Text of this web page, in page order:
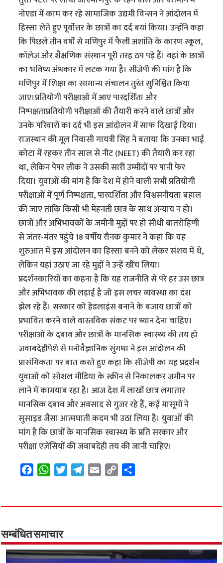
नोएडा में काम कर रहे सामाजिक उद्यमी विन्सन ने आंदोलन में
हिस्सा लेते हुए पूर्वोत्तर के छात्रों का दर्द बयां किया। उन्होंने कहा
कि पिछले तीन वर्षों से मणिपुर में फैली अशांति के कारण स्कूल,
कॉलेज और शैक्षणिक संस्थान पूरी तरह ठप पड़े हैं। वहां के छात्रों
का भविष्य अंधकार में लटक गया है। सीजेपी की मांग है कि
मणिपुर में शिक्षा का सामान्य संचालन तुरंत सुनिश्चित किया
जाए।प्रतियोगी परीक्षाओं में आए पारदर्शिता और
निष्पक्षताप्रतियोगी परीक्षाओं की तैयारी करने वाले छात्रों और
उनके परिवारों का दर्द भी इस आंदोलन में साफ दिखाई दिया।
राजस्थान की मूल निवासी गायत्री सिंह ने बताया कि उनका भाई
कोटा में रहकर तीन साल से नीट (NEET) की तैयारी कर रहा
था, लेकिन पेपर लीक ने उसकी सारी उम्मीदों पर पानी फेर
दिया। युवाओं की मांग है कि देश में होने वाली सभी प्रतियोगी
परीक्षाओं में पूर्ण निष्पक्षता, पारदर्शिता और विश्वसनीयता बहाल
की जाए ताकि किसी भी मेहनती छात्र के साथ अन्याय न हो।
छात्रों और अभिभावकों के जमीनी मुद्दों पर हो सीधी बातरोहिणी
से जंतर-मंतर पहुंचे 18 वर्षीय रौनक कुमार ने कहा कि वह
शुरुआत में इस आंदोलन का हिस्सा बनने को लेकर संशय में थे,
लेकिन यहां उठाए जा रहे मुद्दों ने उन्हें खींच लिया।
प्रदर्शनकारियों का कहना है कि यह राजनीति से परे हर उस छात्र
और अभिभावक की लड़ाई है जो इस लचर व्यवस्था का दंश
झेल रहे हैं। सरकार को हेडलाइंस बनाने के बजाय छात्रों को
प्रभावित करने वाले वास्तविक संकट पर ध्यान देना चाहिए।
परीक्षाओं के दबाव और छात्रों के मानसिक स्वास्थ्य की तय हो
जवाबदेहीपेशे से मनोवैज्ञानिक सुंगधा ने इस आंदोलन की
प्रासंगिकता पर बात करते हुए कहा कि सीजेपी का यह प्रदर्शन
युवाओं को सोशल मीडिया के स्क्रीन से निकालकर जमीन पर
लाने में कामयाब रहा है। आज देश में लाखों छात्र लगातार
मानसिक दबाव और अवसाद से गुजर रहे हैं, कई मासूमों ने
सुसाइड जैसा आत्मघाती कदम भी उठा लिया है। युवाओं की
मांग है कि छात्रों के मानसिक स्वास्थ्य के प्रति सरकार और
परीक्षा एजेंसियों की जवाबदेही तय की जानी चाहिए।
F
e
o
o
k
W
t
A
p
p
T
t
r
T
e
a
m
E
i
C
y
n
k
r
सम्बंधित समाचार